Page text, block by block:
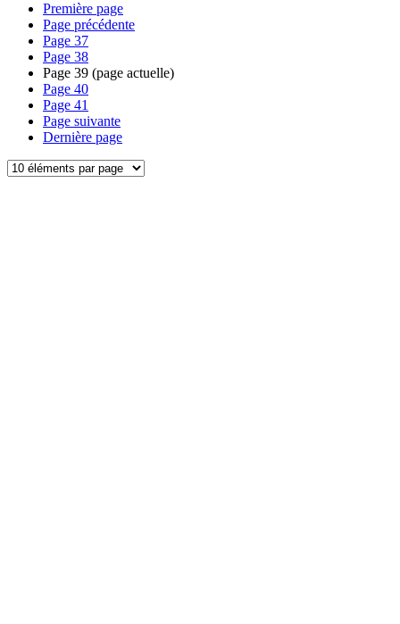
Première page
Page précédente
Page 37
Page 38
Page 39 (page actuelle)
Page 40
Page 41
Page suivante
Dernière page